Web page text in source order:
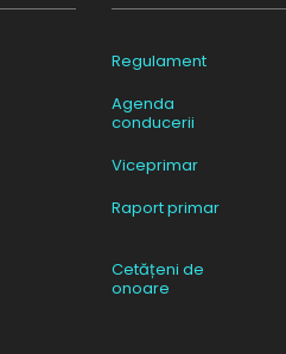
Regulament
Agenda
conducerii
Viceprimar
Raport primar
Cetățeni de
onoare